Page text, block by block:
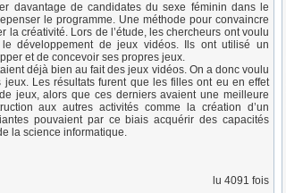
davantage de candidates du sexe féminin dans le
le programme. Une méthode pour convaincre
la créativité. Lors de l’étude, les chercheurs ont voulu
développement de jeux vidéos. Ils ont utilisé un
et de concevoir ses propres jeux.
déjà bien au fait des jeux vidéos. On a donc voulu
Les résultats furent que les filles ont eu en effet
jeux, alors que ces derniers avaient une meilleure
aux autres activités comme la création d’un
pouvaient par ce biais acquérir des capacités
la science informatique.
lu 4091 fois